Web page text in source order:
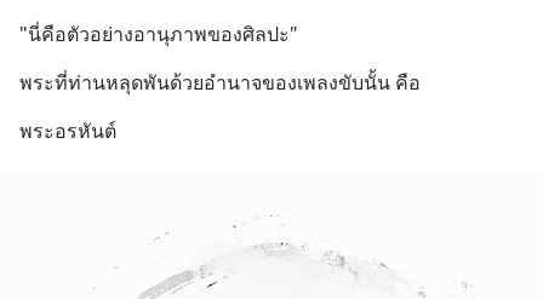
"นี่คือตัวอย่างอานุภาพของศิลปะ"
พระที่ท่านหลุดพันด้วยอำนาจของเพลงขับนั้น คือ
พระอรหันต์